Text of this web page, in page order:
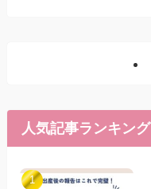
人気記事ランキング